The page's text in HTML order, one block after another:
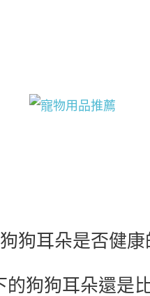
耳朵是否健康
狗狗耳朵還是